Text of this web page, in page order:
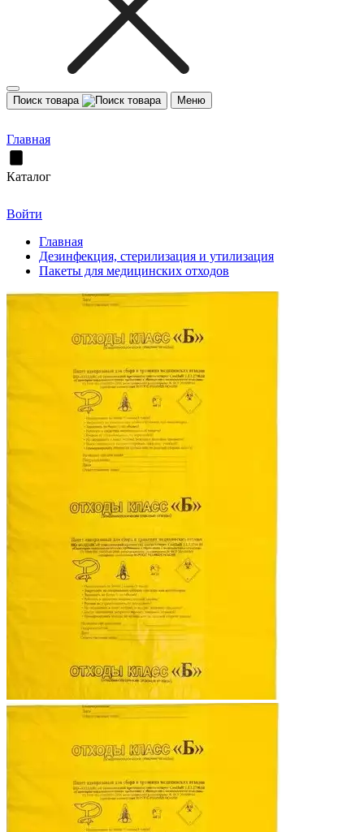
Поиск товара Меню
Главная
Каталог
Войти
Главная
Дезинфекция, стерилизация и утилизация
Пакеты для медицинских отходов